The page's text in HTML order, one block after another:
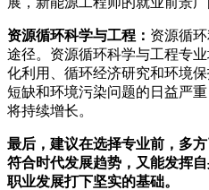
资源循环科学与工程： 资源循
途径。资源循环科学与工程专
化利用、循环经济研究和环境
短缺和环境污染问题的日益严
将持续增长。
最后，建议在选择专业前，多
符合时代发展趋势，又能发挥
职业发展打下坚实的基础。